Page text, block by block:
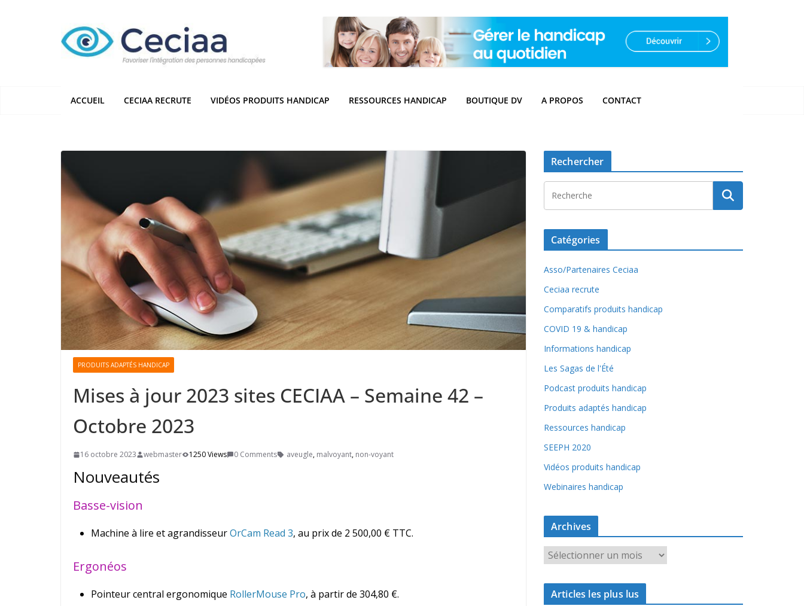
ACCUEIL CECIAA RECRUTE VIDÉOS PRODUITS HANDICAP RESSOURCES HANDICAP BOUTIQUE DV A PROPOS CONTACT
PRODUITS ADAPTÉS HANDICAP
Mises à jour 2023 sites CECIAA – Semaine 42 –
Octobre 2023
16 octobre 2023 webmaster 1250 Views 0 Comments aveugle, malvoyant, non-voyant
Nouveautés
Basse-vision
Machine à lire et agrandisseurOrCam Read 3, au prix de 2 500,00 € TTC.
Ergonéos
Pointeur central ergonomique RollerMouse Pro, à partir de 304,80 €.
Rechercher
Catégories
Asso/Partenaires Ceciaa
Ceciaa recrute
Comparatifs produits handicap
COVID 19 & handicap
Informations handicap
Les Sagas de l'Été
Podcast produits handicap
Produits adaptés handicap
Ressources handicap
SEEPH 2020
Vidéos produits handicap
Webinaires handicap
Archives
r
c
Articles les plus lus